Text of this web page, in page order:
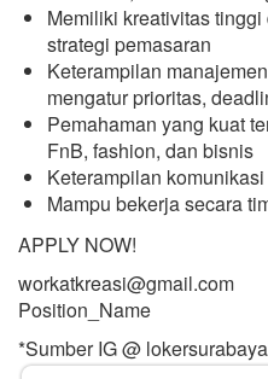
Memiliki kreativitas
strategi pemasaran
Keterampilan
mengatur prioritas,
Pemahaman yang kuat
FnB, fashion, dan bisnis
Keterampilan
Mampu bekerja secara
APPLY NOW!
workatkreasi@gmail.com
Position_Name
*Sumber IG @